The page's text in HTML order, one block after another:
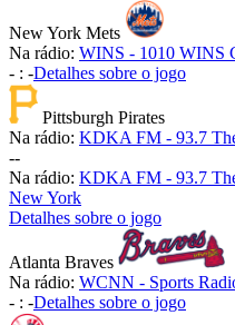
New York Mets
Na rádio: WINS - 1010 WINS
- : -Detalhes sobre o jogo
Pittsburgh Pirates
Na rádio: KDKA FM - 93.7
--
Na rádio: KDKA FM - 93.7
New York
Detalhes sobre o jogo
Atlanta Braves
Na rádio: WCNN - Sports
- : -Detalhes sobre o jogo